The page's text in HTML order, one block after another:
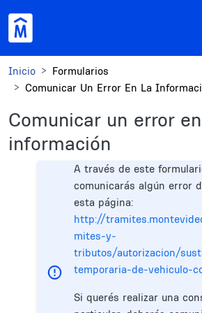
Inicio
Formularios
Comunicar Un Error En La
Comunicar un error
información
A través de este
comunicarás algún error
esta página:
http://
mites-y-
tributos/autorizacion/
temporaria-de-vehiculo-
Si querés realizar una